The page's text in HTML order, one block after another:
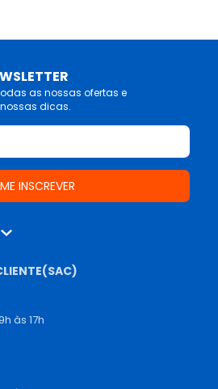
as nossas ofertas e
dicas.
às 17h